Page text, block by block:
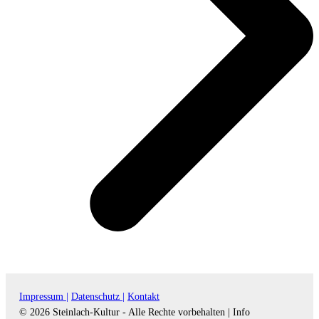
Impressum | Datenschutz |
Kontakt
© 2026 Steinlach-Kultur - Alle Rechte vorbehalten |
Info